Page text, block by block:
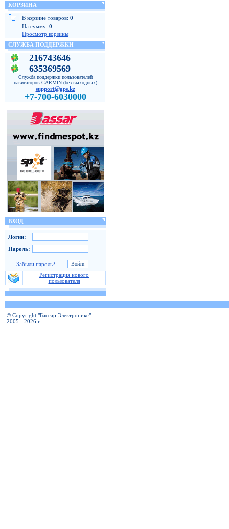
КОРЗИНА
В корзине товаров: 0
На сумму: 0
Просмотр корзины
СЛУЖБА ПОДДЕРЖКИ
216743646
635369569
Служба поддержки пользователей
навигаторов GARMIN (без выходных)
support@gps.kz
+7-700-6030000
ВХОД
Логин:
Пароль:
Забыли пароль?
Регистрация нового
пользователя
© Copyright "Бассар Электроникс"
2005 - 2026 г.